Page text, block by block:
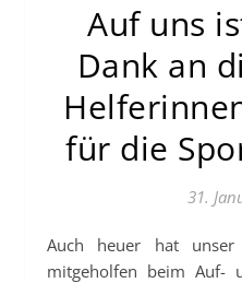
Auf uns
Dank an
für die
31.
Auch heuer hat unser Verein wieder tatkräftig
mitgeholfen beim Auf-